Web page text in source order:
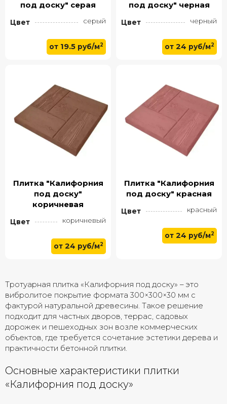
под доску" серая
Цвет серый
от 19.5 руб/м2
под доску" черная
Цвет черный
от 24 руб/м2
Плитка "Калифорния
под доску"
коричневая
Цвет коричневый
от 24 руб/м2
Плитка "Калифорния
под доску" красная
Цвет красный
от 24 руб/м2
Тротуарная плитка «Калифорния под доску» – это
вибролитое покрытие формата 300×300×30 мм с
фактурой натуральной древесины. Такое решение
подходит для частных дворов, террас, садовых
дорожек и пешеходных зон возле коммерческих
объектов, где требуется сочетание эстетики дерева и
практичности бетонной плитки.
Основные характеристики плитки
«Калифорния под доску»